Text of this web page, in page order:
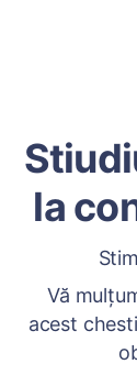
la
Vă
acest